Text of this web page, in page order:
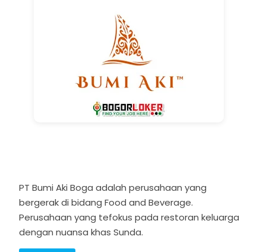
PT Bumi Aki Boga adalah perusahaan yang
bergerak di bidang Food and Beverage.
Perusahaan yang tefokus pada restoran keluarga
dengan nuansa khas Sunda.